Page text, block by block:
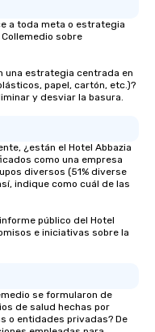
a toda meta o estrategia
sobre
una estrategia centrada en
papel, cartón, etc.)?
y desviar la basura.
¿están el Hotel Abbazia
como una empresa
diversos (51% diverse
indique como cuál de las
público del Hotel
e iniciativas sobre la
se formularon de
de salud hechas por
o entidades privadas? De